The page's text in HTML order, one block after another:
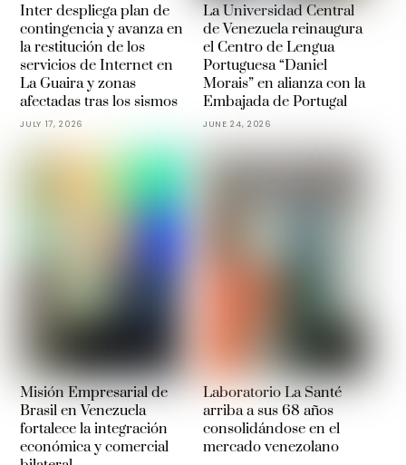
Inter despliega plan de
contingencia y avanza en
la restitución de los
servicios de Internet en
La Guaira y zonas
afectadas tras los sismos
JULY 17, 2026
La Universidad Central
de Venezuela reinaugura
el Centro de Lengua
Portuguesa “Daniel
Morais” en alianza con la
Embajada de Portugal
JUNE 24, 2026
Misión Empresarial de
Brasil en Venezuela
fortalece la integración
económica y comercial
Laboratorio La Santé
arriba a sus 68 años
consolidándose en el
mercado venezolano